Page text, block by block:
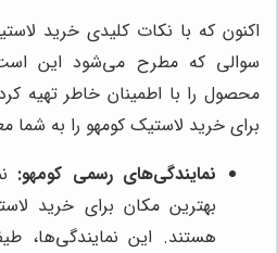
اکنون که با نکات کلیدی خرید
سوالی که مطرح می‌شود این
محصول را با اطمینان خاطر تهیه
برای خرید لاستیک کومهو را به شما
نمایندگی‌های رسمی کومهو:
بهترین مکان برای خرید
هستند. این نمایندگی‌ها،